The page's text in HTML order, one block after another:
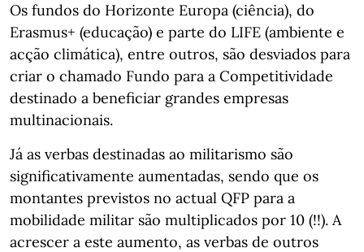
Os fundos do Horizonte Europa (ciência), do
Erasmus+ (educação) e parte do LIFE (ambiente e
acção climática), entre outros, são desviados para
criar o chamado Fundo para a Competitividade
destinado a beneficiar grandes empresas
multinacionais.
Já as verbas destinadas ao militarismo são
significativamente aumentadas, sendo que os
montantes previstos no actual QFP para a
mobilidade militar são multiplicados por 10 (!!). A
acrescer a este aumento, as verbas de outros